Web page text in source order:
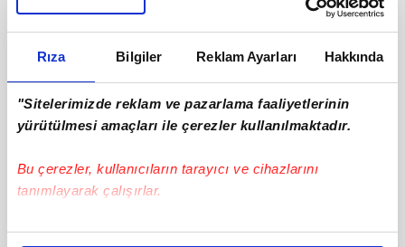
Rıza Bilgiler Reklam Ayarları Hakkında
"Sitelerimizde reklam ve pazarlama faaliyetlerinin
yürütülmesi amaçları ile çerezler kullanılmaktadır.
Bu çerezler, kullanıcıların tarayıcı ve cihazlarını
tanımlayarak çalışırlar.
Bu çerezlere izin vermeniz halinde sizlere özel
ALTERNATİF YOLLAR SINIRLI KALDI
İran, ticaretini sürdürebilmek için farklı
güzergahlar üzerinde çalışıyor. Çin'e demiryolu
Pakistan üzerinden kara yolu ticareti bu
güzergahlar arasında.